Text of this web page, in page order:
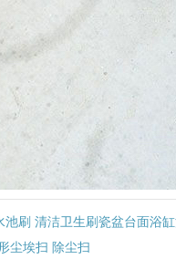
池刷 清洁卫生刷瓷盆台面浴
尘埃扫 除尘扫